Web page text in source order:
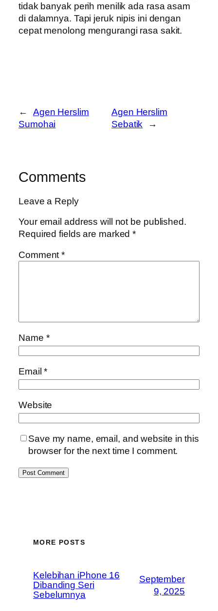
tidak banyak perih menilik ada rasa asam
di dalamnya. Tapi jeruk nipis ini dengan
cepat menolong mengurangi rasa sakit.
←
Agen Herslim
Sumohai
Agen Herslim
Sebatik
→
Comments
Leave a Reply
Your email address will not be published.
Required fields are marked*
Comment*
Name *
Email*
Website
Save my name, email, and website in this
browser for the next time I comment.
MORE POSTS
Kelebihan iPhone 16
Dibanding Seri
Sebelumnya
September
9, 2025